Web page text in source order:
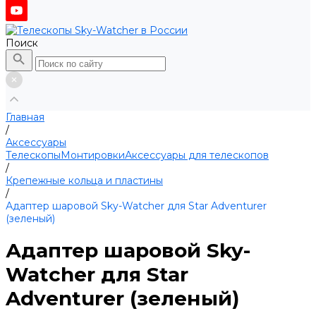
Поиск
Главная
/
Аксессуары
ТелескопыМонтировкиАксессуары для телескопов
/
Крепежные кольца и пластины
/
Адаптер шаровой Sky-Watcher для Star Adventurer
(зеленый)
Адаптер шаровой Sky-
Watcher для Star
Adventurer (зеленый)